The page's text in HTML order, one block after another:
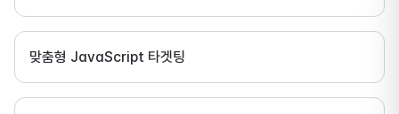
맞춤형 JavaScript 타겟팅